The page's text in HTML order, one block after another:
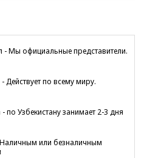
- Мы официальные представители.
Действует по всему миру.
по Узбекистану занимает 2-3 дня
или безналичным